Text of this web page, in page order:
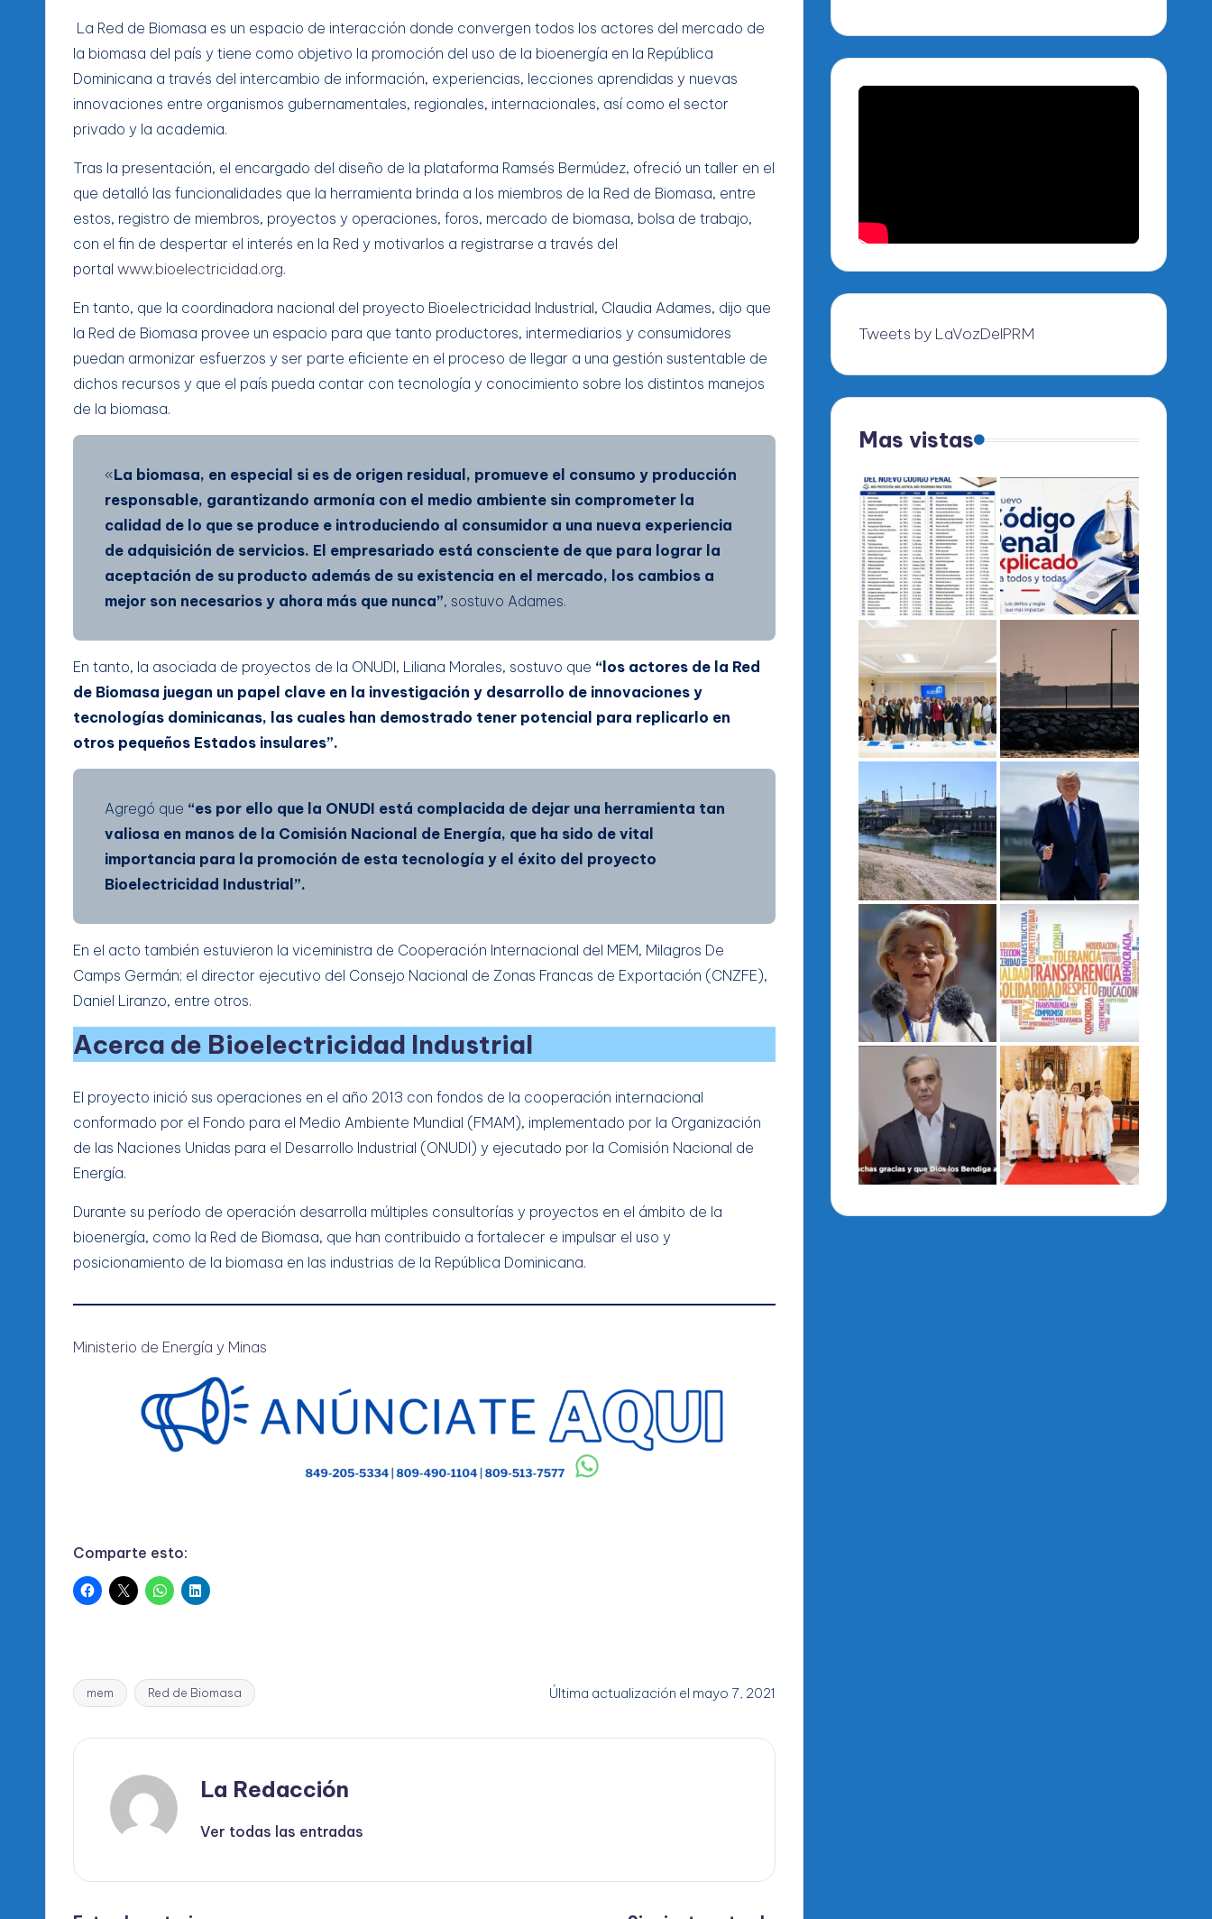
La Red de Biomasa es un espacio de interacción donde convergen todos los actores del mercado de
la biomasa del país y tiene como objetivo la promoción del uso de la bioenergía en la República
Dominicana a través del intercambio de información, experiencias, lecciones aprendidas y nuevas
innovaciones entre organismos gubernamentales, regionales, internacionales, así como el sector
privado y la academia.
Tras la presentación, el encargado del diseño de la plataforma Ramsés Bermúdez, ofreció un taller en el
que detalló las funcionalidades que la herramienta brinda a los miembros de la Red de Biomasa, entre
estos, registro de miembros, proyectos y operaciones, foros, mercado de biomasa, bolsa de trabajo,
con el fin de despertar el interés en la Red y motivarlos a registrarse a través del
portal www.bioelectricidad.org.
En tanto, que la coordinadora nacional del proyecto Bioelectricidad Industrial, Claudia Adames, dijo que
la Red de Biomasa provee un espacio para que tanto productores, intermediarios y consumidores
puedan armonizar esfuerzos y ser parte eficiente en el proceso de llegar a una gestión sustentable de
dichos recursos y que el país pueda contar con tecnología y conocimiento sobre los distintos manejos
de la biomasa.
«La biomasa, en especial si es de origen residual, promueve el consumo y producción
responsable, garantizando armonía con el medio ambiente sin comprometer la
calidad de lo que se produce e introduciendo al consumidor a una nueva experiencia
de adquisición de servicios. El empresariado está consciente de que para lograr la
aceptación de su producto además de su existencia en el mercado, los cambios a
mejor son necesarios y ahora más que nunca”, sostuvo Adames.
En tanto, la asociada de proyectos de la ONUDI, Liliana Morales, sostuvo que “los actores de la Red
de Biomasa juegan un papel clave en la investigación y desarrollo de innovaciones y
tecnologías dominicanas, las cuales han demostrado tener potencial para replicarlo en
otros pequeños Estados insulares”.
Agregó que “es por ello que la ONUDI está complacida de dejar una herramienta tan
valiosa en manos de la Comisión Nacional de Energía, que ha sido de vital
importancia para la promoción de esta tecnología y el éxito del proyecto
Bioelectricidad Industrial”.
En el acto también estuvieron la viceministra de Cooperación Internacional del MEM, Milagros De
Camps Germán; el director ejecutivo del Consejo Nacional de Zonas Francas de Exportación (CNZFE),
Daniel Liranzo, entre otros.
Acerca de Bioelectricidad Industrial
El proyecto inició sus operaciones en el año 2013 con fondos de la cooperación internacional
conformado por el Fondo para el Medio Ambiente Mundial (FMAM), implementado por la Organización
de las Naciones Unidas para el Desarrollo Industrial (ONUDI) y ejecutado por la Comisión Nacional de
Energía.
Durante su período de operación desarrolla múltiples consultorías y proyectos en el ámbito de la
bioenergía, como la Red de Biomasa, que han contribuido a fortalecer e impulsar el uso y
posicionamiento de la biomasa en las industrias de la República Dominicana.
Ministerio de Energía y Minas
Comparte esto:
Etiquetas:
mem Red de Biomasa Última actualización el mayo 7, 2021
La Redacción
Ver todas las entradas
Tweets by LaVozDelPRM
Mas vistas